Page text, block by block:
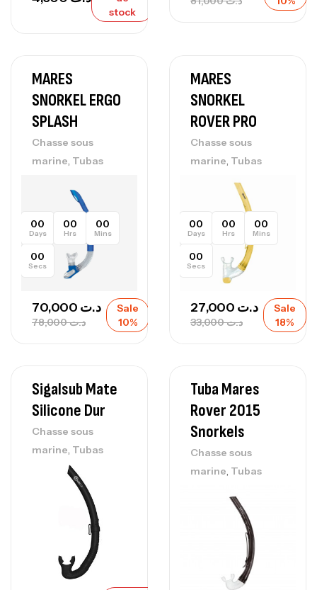
stock
MARES
SNORKEL ERGO
SPLASH
Chasse sous
marine, Tubas
00
Days
00
Hrs
00
Mins
00
Secs
د.ت78,000
د.ت
Sale
10%
MARES
SNORKEL
ROVER PRO
Chasse sous
marine, Tubas
00
Days
00
Hrs
00
Mins
00
Secs
د.ت33,000
د.ت
Sale
18%
Sigalsub Mate
Silicone Dur
Chasse sous
marine, Tubas
Tuba Mares
Rover 2015
Snorkels
Chasse sous
marine, Tubas